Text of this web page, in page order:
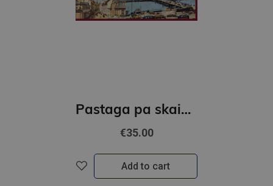
Pastaga pa skaisto Rīgu. Dinamika
€35.00
Add to cart